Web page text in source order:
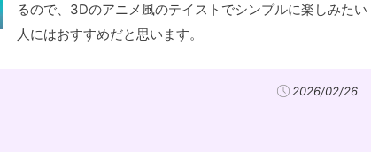
るので、3Dのアニメ風のテイストでシンプルに楽しみたい
人にはおすすめだと思います。
2026/02/26